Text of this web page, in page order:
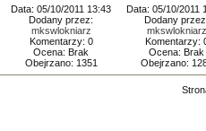
Data: 05/10/2011 13:43
Dodany przez:
mkswlokniarz
Komentarzy: 0
Ocena: Brak
Obejrzano: 1351
Data: 05/10/2011
Dodany
mkswlokniarz
Komentarzy:
Ocena: Brak
Obejrzano: